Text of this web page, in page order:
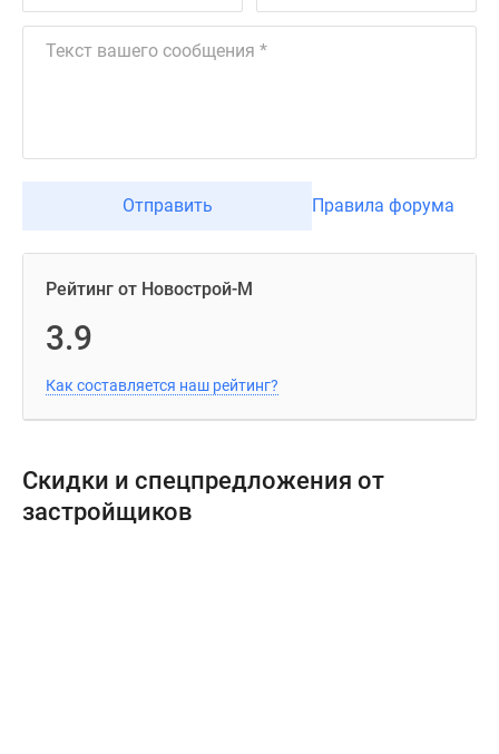
Отправить Правила форума
Рейтинг от Новострой-М
3.9
Как составляется наш рейтинг?
Скидки и спецпредложения от
застройщиков